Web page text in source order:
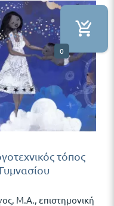
τόπος
Μ.Α., επιστημονική
0